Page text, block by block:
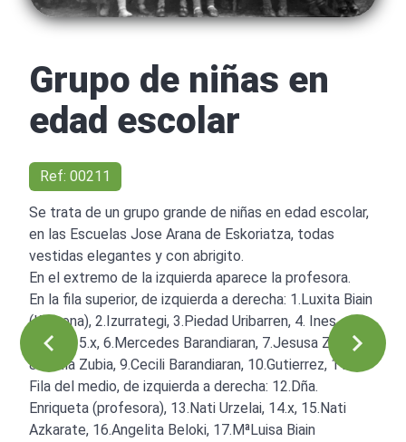
Grupo de niñas en
edad escolar
Ref: 00211
Se trata de un grupo grande de niñas en edad escolar,
en las Escuelas Jose Arana de Eskoriatza, todas
vestidas elegantes y con abrigito.
En el extremo de la izquierda aparece la profesora.
En la fila superior, de izquierda a derecha: 1.Luxita Biain
(Iñarrena), 2.Izurrategi, 3.Piedad Uribarren, 4. Ines
Alegria, 5.x, 6.Mercedes Barandiaran, 7.Jesusa Zubia,
8.Paula Zubia, 9.Cecili Barandiaran, 10.Gutierrez, 11x.
Fila del medio, de izquierda a derecha: 12.Dña.
Enriqueta (profesora), 13.Nati Urzelai, 14.x, 15.Nati
Azkarate, 16.Angelita Beloki, 17.MªLuisa Biain